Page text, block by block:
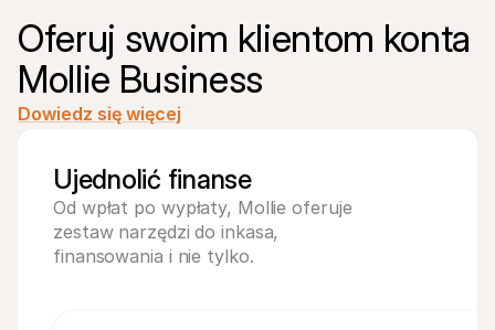
Oferuj swoim klientom konta
Mollie Business
Dowiedz się więcej
Ujednolić finanse
Od wpłat po wypłaty, Mollie oferuje
zestaw narzędzi do inkasa,
finansowania i nie tylko.